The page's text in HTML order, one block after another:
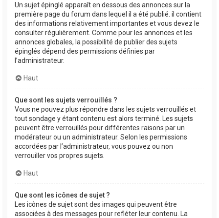
Un sujet épinglé apparaît en dessous des annonces sur la
première page du forum dans lequel il a été publié. il contient
des informations relativement importantes et vous devez le
consulter régulièrement. Comme pour les annonces et les
annonces globales, la possibilité de publier des sujets
épinglés dépend des permissions définies par
l’administrateur.
Haut
Que sont les sujets verrouillés ?
Vous ne pouvez plus répondre dans les sujets verrouillés et
tout sondage y étant contenu est alors terminé. Les sujets
peuvent être verrouillés pour différentes raisons par un
modérateur ou un administrateur. Selon les permissions
accordées par l’administrateur, vous pouvez ou non
verrouiller vos propres sujets.
Haut
Que sont les icônes de sujet ?
Les icônes de sujet sont des images qui peuvent être
associées à des messages pour refléter leur contenu. La